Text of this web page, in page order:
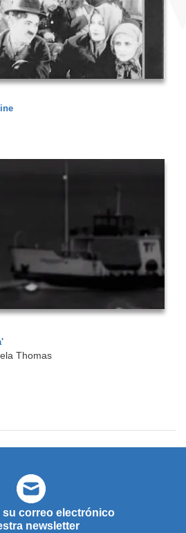
Thomas
su correo electrónico
newsletter